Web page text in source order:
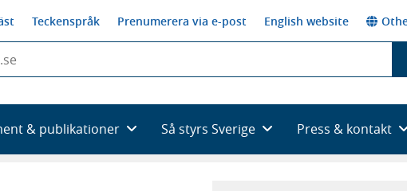
Teckenspråk Prenumerera via e-post English website
& publikationer Så styrs Sverige Press & kontakt